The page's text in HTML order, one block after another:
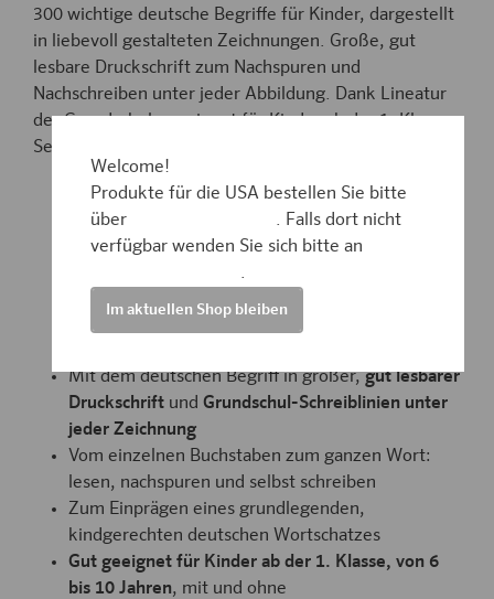
300 wichtige deutsche Begriffe für Kinder, dargestellt
in liebevoll gestalteten Zeichnungen. Große, gut
lesbare Druckschrift zum Nachspuren und
Nachschreiben unter jeder Abbildung. Dank Lineatur
der Grundschule geeignet für Kinder ab der 1. Klasse.
Selbst schreiben und lernen!
Mehr als 300 Bilder & Begriffe aus der
Lebenswelt von Kindern
Zu Hause, beim Spielen oder in der Natur - die
Mit dem deutschen Begriff in großer,gut lesbarer
Druckschrift und Grundschul-Schreiblinien unter
jeder Zeichnung
Vom einzelnen Buchstaben zum ganzen Wort:
lesen, nachspuren und selbst schreiben
Zum Einprägen eines grundlegenden,
kindgerechten deutschen Wortschatzes
Gut geeignet für Kinder ab der 1. Klasse, von 6
bis 10 Jahren, mit und ohne
Welcome!
Produkte für die USA bestellen Sie bitte
über
. Falls dort nicht
verfügbar wenden Sie sich bitte an
.
Im aktuellen Shop bleiben